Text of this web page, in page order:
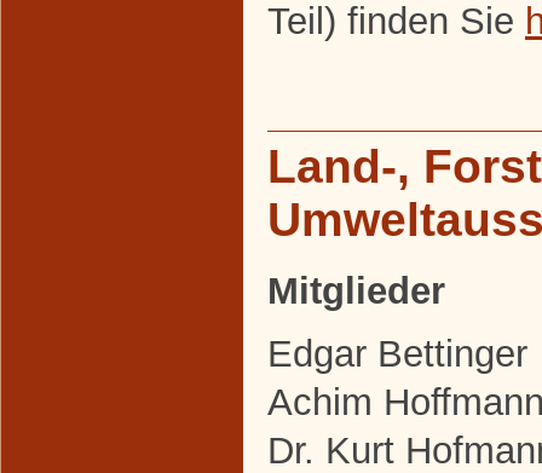
Teil) finden Sie
Land-,
Mitglieder
Edgar Bettinger
Achim
Dr. Kurt